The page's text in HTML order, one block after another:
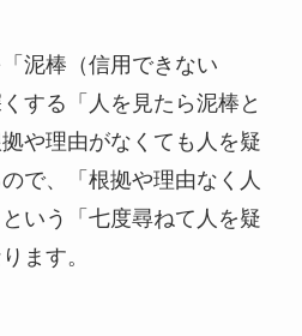
泥棒（信用できない
する「人を見たら泥棒と
や理由がなくても人を疑
で、「根拠や理由なく人
いう「七度尋ねて人を疑
ます。